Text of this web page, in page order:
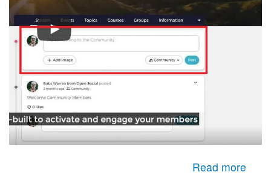
Read more
about ใช้กล่องเพื่มเนื้อหาออกมาแสดงหน้าเว็บ